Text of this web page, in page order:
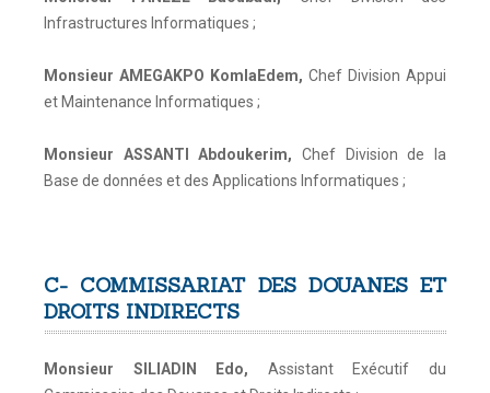
Infrastructures Informatiques ;
Monsieur AMEGAKPO KomlaEdem, Chef Division Appui
et Maintenance Informatiques ;
Monsieur ASSANTI Abdoukerim, Chef Division de la
Base de données et des Applications Informatiques ;
C- COMMISSARIAT DES DOUANES ET
DROITS INDIRECTS
Monsieur SILIADIN Edo, Assistant Exécutif du